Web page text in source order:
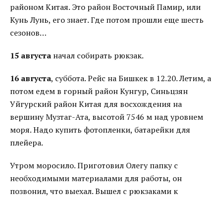
районом Китая. Это район Восточный Памир, или
Кунь Лунь, его знает. Где потом прошли еще шесть
сезонов…
15 августа начал собирать рюкзак.
16 августа, суббота. Рейс на Бишкек в 12.20. Летим, а
потом едем в горный район Кунгур, Синьцзян
Уйгурский район Китая для восхождения на
вершину Музтаг-Ата, высотой 7546 м над уровнем
моря. Надо купить фотопленки, батарейки для
плейера.
Утром моросило. Приготовил Олегу папку с
необходимыми материалами для работы, он
позвонил, что выехал. Вышел с рюкзаками к